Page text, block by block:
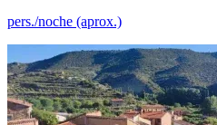
pers./noche (aprox.)